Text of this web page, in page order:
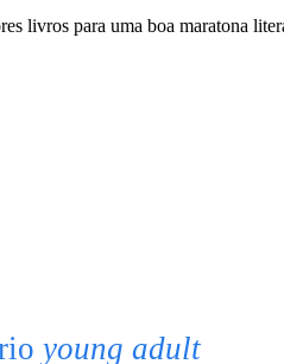
livros para uma boa maratona
young adult